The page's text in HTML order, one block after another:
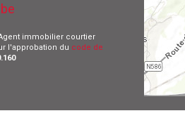
immobilier courtier
l'approbation du code de